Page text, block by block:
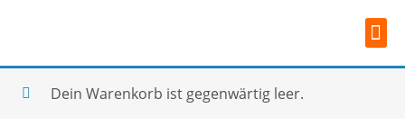
Dein Warenkorb ist gegenwärtig leer.